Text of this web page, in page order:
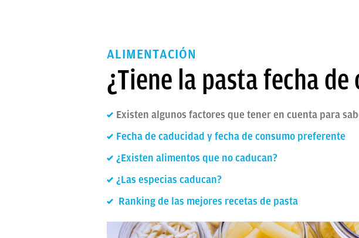
ALIMENTACIÓN
¿Tiene la pasta fecha de
Existen algunos factores que tener en cuenta para
Fecha de caducidad y fecha de consumo preferente
¿Existen alimentos que no caducan?
¿Las especias caducan?
Ranking de las mejores recetas de pasta